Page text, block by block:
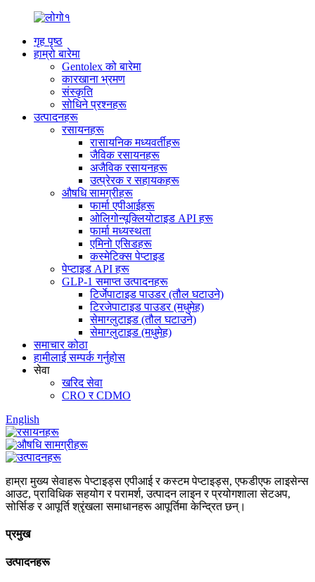
गृह पृष्ठ
हाम्रो बारेमा
Gentolex को बारेमा
कारखाना भ्रमण
संस्कृति
सोधिने प्रश्नहरू
उत्पादनहरू
रसायनहरू
रासायनिक मध्यवर्तीहरू
जैविक रसायनहरू
अजैविक रसायनहरू
उत्प्रेरक र सहायकहरू
औषधि सामग्रीहरू
फार्मा एपीआईहरू
ओलिगोन्यूक्लियोटाइड API हरू
फार्मा मध्यस्थता
एमिनो एसिडहरू
कस्मेटिक्स पेप्टाइड
पेप्टाइड API हरू
GLP-1 समाप्त उत्पादनहरू
टिर्जेपाटाइड पाउडर (तौल घटाउने)
टिरजेपाटाइड पाउडर (मधुमेह)
सेमाग्लुटाइड (तौल घटाउने)
सेमाग्लुटाइड (मधुमेह)
समाचार कोठा
हामीलाई सम्पर्क गर्नुहोस
सेवा
खरिद सेवा
CRO र CDMO
English
हाम्रा मुख्य सेवाहरू पेप्टाइड्स एपीआई र कस्टम पेप्टाइड्स, एफडीएफ लाइसेन्स
आउट, प्राविधिक सहयोग र परामर्श, उत्पादन लाइन र प्रयोगशाला सेटअप,
सोर्सिङ र आपूर्ति श्रृंखला समाधानहरू आपूर्तिमा केन्द्रित छन्।
प्रमुख
उत्पादनहरू